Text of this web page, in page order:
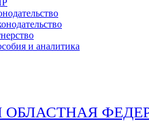
и аналитика
ОБЛАСТНАЯ